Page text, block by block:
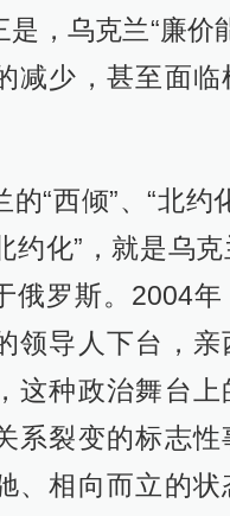
是，乌克兰“廉价
减少，甚至面临
“西倾”、“北约
约化”，就是乌
俄罗斯。2004年
领导人下台，亲
这种政治舞台上
系裂变的标志性
、相向而立的状